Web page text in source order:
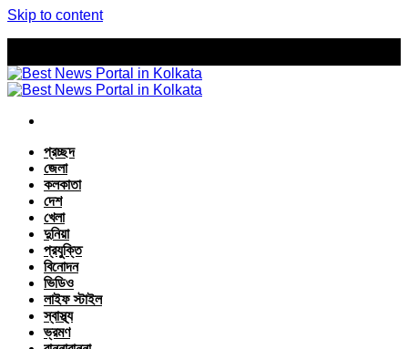
Skip to content
প্রচ্ছদ
জেলা
কলকাতা
দেশ
খেলা
দুনিয়া
প্রযুক্তি
বিনোদন
ভিডিও
লাইফ স্টাইল
স্বাস্থ্য
ভ্রমণ